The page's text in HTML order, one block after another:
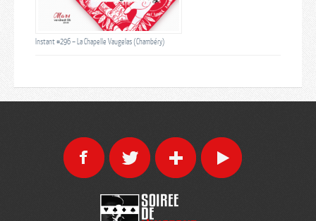
Instant #296 – La Chapelle Vaugelas (Chambéry)